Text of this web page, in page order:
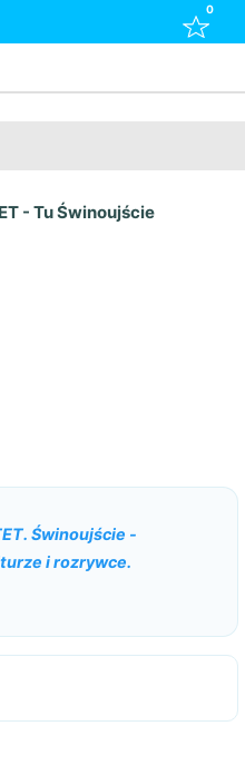
0
- Tu Świnoujście
Świnoujście -
i rozrywce.